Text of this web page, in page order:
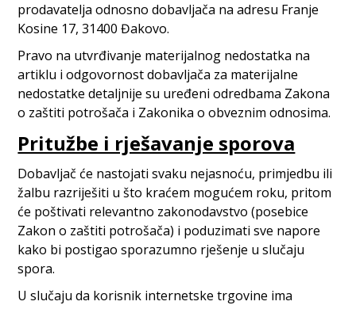
prodavatelja odnosno dobavljača na adresu Franje
Kosine 17, 31400 Đakovo.
Pravo na utvrđivanje materijalnog nedostatka na
artiklu i odgovornost dobavljača za materijalne
nedostatke detaljnije su uređeni odredbama Zakona
o zaštiti potrošača i Zakonika o obveznim odnosima.
Pritužbe i rješavanje sporova
Dobavljač će nastojati svaku nejasnoću, primjedbu ili
žalbu razriješiti u što kraćem mogućem roku, pritom
će poštivati relevantno zakonodavstvo (posebice
Zakon o zaštiti potrošača) i poduzimati sve napore
kako bi postigao sporazumno rješenje u slučaju
spora.
U slučaju da korisnik internetske trgovine ima